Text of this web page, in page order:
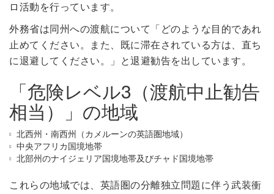
ロ活動を行っています。
外務省は同州への渡航について「どのような目的であれ
止めてください。また、既に滞在されている方は、直ち
に退避してください。」と退避勧告を出しています。
「危険レベル3（渡航中止勧告
相当）」の地域
北西州・南西州（カメルーンの英語圏地域）
中央アフリカ国境地帯
北部州のナイジェリア国境地帯及びチャド国境地帯
これらの地域では、英語圏の分離独立問題に伴う武装衝